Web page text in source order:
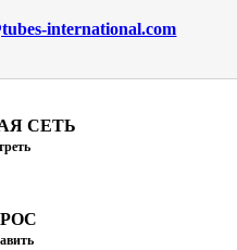
international.com
СЕТЬ